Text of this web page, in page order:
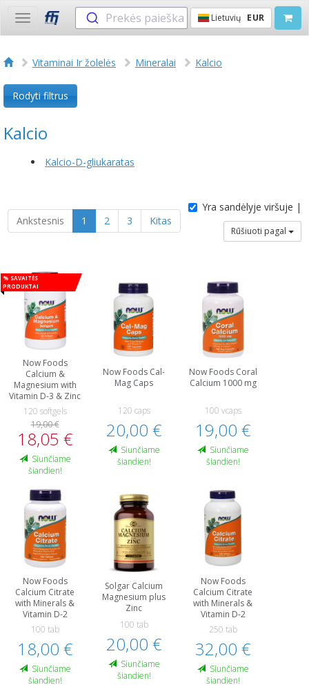
Toggle
navigation
Prekės paieška Lietuvių EUR
Vitaminai Ir žolelės Mineralai Kalcio
Rodyti filtrus
Kalcio
Kalcio-D-gliukaratas
Ankstesnis 1 2 3 Kitas
Yra sandėlyje viršuje |
Rūšiuoti pagal
% Savaitės
produktai
Now Foods
Calcium &
Magnesium with
Vitamin D-3 & Zinc
120 softgels
19,00 €
18,05 €
Siunčiame
šiandien!
Now Foods Cal-
Mag Caps
120 caps
20,00 €
Siunčiame
šiandien!
Now Foods Coral
Calcium 1000 mg
100 vcaps
19,00 €
Siunčiame
šiandien!
Now Foods
Calcium Citrate
with Minerals &
Vitamin D-2
100 tab
18,00 €
Siunčiame
šiandien!
Solgar Calcium
Magnesium plus
Zinc
100 tab
20,00 €
Siunčiame
šiandien!
Now Foods
Calcium Citrate
with Minerals &
Vitamin D-2
250 tab
32,00 €
Siunčiame
šiandien!